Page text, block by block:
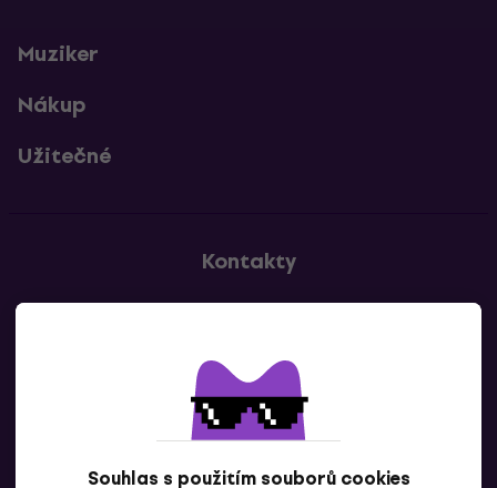
Souhlas s použitím souborů cookies
Muziker
Nákup
Užitečné
Kontakty